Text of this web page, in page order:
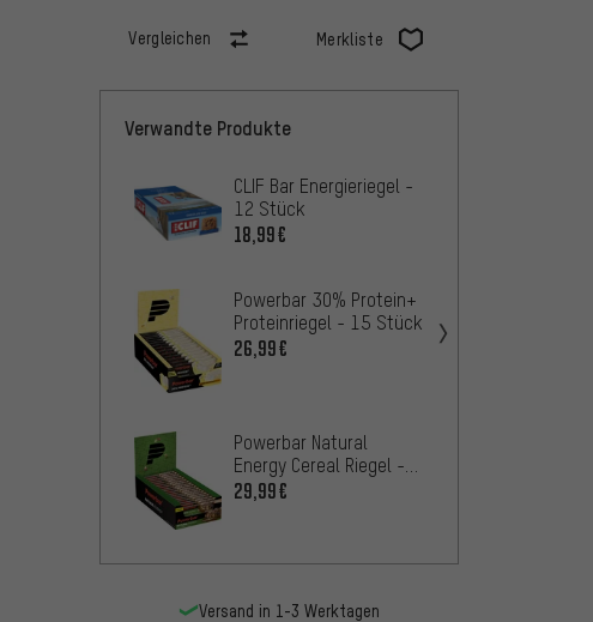
Vergleichen Merkliste
Verwandte Produkte
CLIF Bar Energieriegel -
12 Stück
18,99€
Powerbar 30% Protein+
Proteinriegel - 15 Stück
26,99€
Powerbar Natural
Energy Cereal Riegel -
18 Stück
29,99€
Versand in 1-3 Werktagen